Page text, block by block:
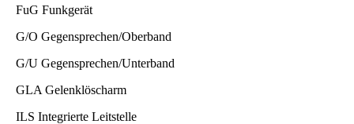
FuG Funkgerät
G/O Gegensprechen/Oberband
G/U Gegensprechen/Unterband
GLA Gelenklöscharm
ILS Integrierte Leitstelle